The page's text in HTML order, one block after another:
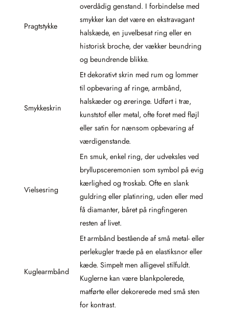
Pragtstykke
overdådig genstand. I forbindelse med
smykker kan det være en ekstravagant
halskæde, en juvelbesat ring eller en
historisk broche, der vækker beundring
og beundrende blikke.
Smykkeskrin
Et dekorativt skrin med rum og lommer
til opbevaring af ringe, armbånd,
halskæder og øreringe. Udført i træ,
kunststof eller metal, ofte foret med fløjl
eller satin for nænsom opbevaring af
værdigenstande.
Vielsesring
En smuk, enkel ring, der udveksles ved
bryllupsceremonien som symbol på evig
kærlighed og troskab. Ofte en slank
guldring eller platinring, uden eller med
få diamanter, båret på ringfingeren
resten af livet.
Kuglearmbånd
Et armbånd bestående af små metal- eller
perlekugler træde på en elastiksnor eller
kæde. Simpelt men alligevel stilfuldt.
Kuglerne kan være blankpolerede,
matførte eller dekorerede med små sten
for kontrast.